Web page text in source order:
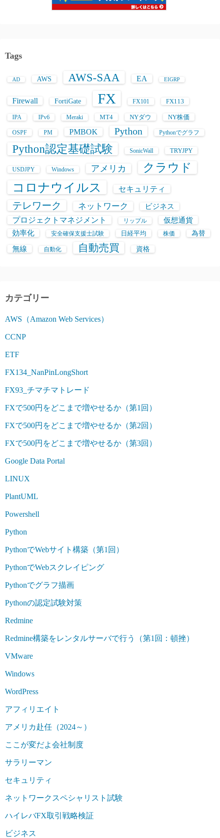
Tags
AD AWS AWS-SAA EA EIGRP
Firewall FortiGate FX FX101 FX113
IPA IPv6 Meraki MT4 NYダウ NY株価
OSPF PM PMBOK Python Pythonでグラフ
Python認定基礎試験 SonicWall TRYJPY
USDJPY Windows アメリカ クラウド
コロナウイルス セキュリティ
テレワーク ネットワーク ビジネス
プロジェクトマネジメント リップル 仮想通貨
効率化 安全確保支援士試験 日経平均 株価 為替
無線 自動化 自動売買 資格
カテゴリー
AWS（Amazon Web Services）
CCNP
ETF
FX134_NanPinLongShort
FX93_チマチマトレード
FXで500円をどこまで増やせるか（第1回）
FXで500円をどこまで増やせるか（第2回）
FXで500円をどこまで増やせるか（第3回）
Google Data Portal
LINUX
PlantUML
Powershell
Python
PythonでWebサイト構築（第1回）
PythonでWebスクレイピング
Pythonでグラフ描画
Pythonの認定試験対策
Redmine
Redmine構築をレンタルサーバで行う（第1回：頓挫）
VMware
Windows
WordPress
アフィリエイト
アメリカ赴任（2024～）
ここが変だよ会社制度
サラリーマン
セキュリティ
ネットワークスペシャリスト試験
ハイレバFX取引戦略検証
ビジネス